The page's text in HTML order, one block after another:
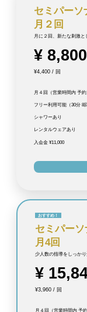
セミパーソ
月２回
月に２回、新たな刺激と
¥ 8,800
¥4,400 / 回
月４回（営業時間内 予
フリー利用可能（30分 8
シャワーあり
レンタルウェアあり
入会金 ¥11,000
おすすめ！
セミパー
月4回
少人数の指導をしっか
¥
¥3,960 / 回
月４回（営業時間内 予